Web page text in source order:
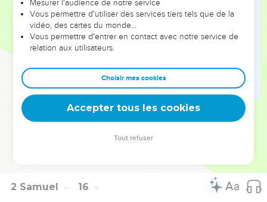
de ton père, maintenant aussi je serai ton serviteur, -alors tu
annuleras pour moi le conseil d'Akhitophel.
Et les sacrificateurs de Tsadok et Abiathar ne sont-ils pas
là avec toi ? Et il arrivera que tout ce que tu entendras de la
maison du roi, tu le rapporteras à Tsadok et à Abiathar, les
sacrificateurs.
Voici, leurs deux fils, Akhimaats, fils de Tsadok, et
Jonathan, fils d'Abiathar, sont là avec eux ; et vous me ferez
2 Samuel 16
Mesurer l'audience de notre service
Vous permettre d'utiliser des services tiers tels que de la
vidéo, des cartes du monde…
Vous permettre d'entrer en contact avec notre service de
relation aux utilisateurs.
Choisir mes cookies
Accepter tous les cookies
Tout refuser